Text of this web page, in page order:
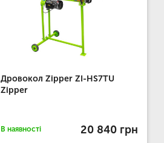
Дровокол Zipper ZI-HS7TU
Zipper
В наявності 20 840 грн